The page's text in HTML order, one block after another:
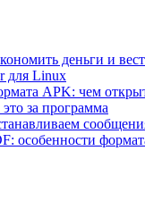
деньги и
для Linux
APK: чем
за программа
особенности